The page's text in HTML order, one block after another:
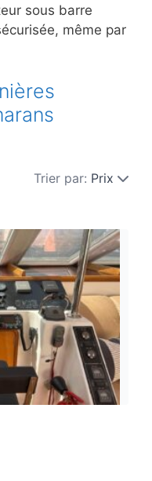
sous barre
même par
Trier par: Prix